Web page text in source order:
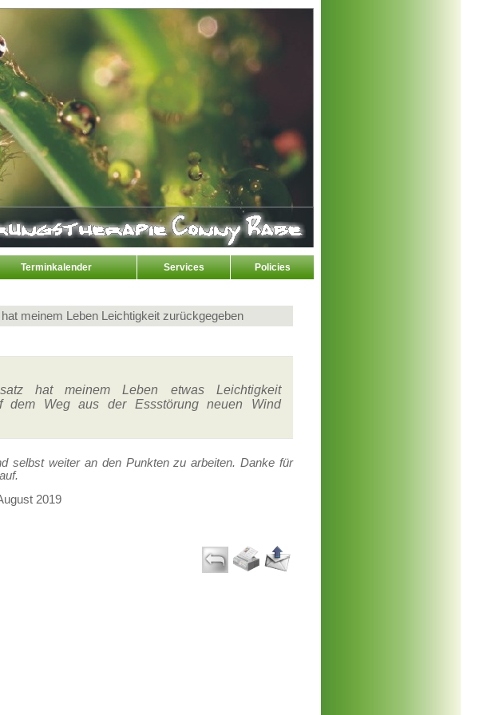
Terminkalender Services Policies
meinem Leben Leichtigkeit zurückgegeben
hat meinem Leben etwas Leichtigkeit
dem Weg aus der Essstörung neuen Wind
selbst weiter an den Punkten zu arbeiten. Danke für
2019